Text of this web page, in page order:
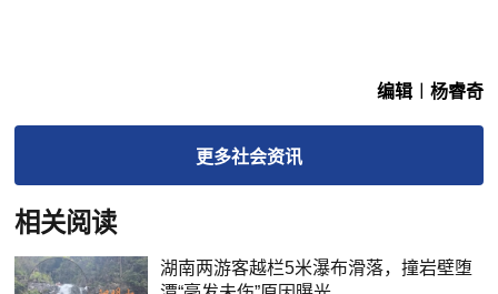
编辑︱杨睿奇
更多社会资讯
相关阅读
湖南两游客越栏5米瀑布滑落，撞岩壁堕